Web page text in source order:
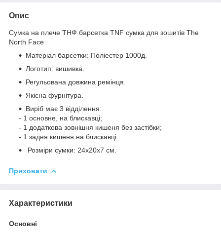
Опис
Сумка на плече ТНФ барсетка TNF сумка для зошитів The
North Face
Матеріал барсетки: Поліестер 1000д.
Логотип: вишивка.
Регульована довжина ремінця.
Якісна фурнітура.
Виріб має 3 відділення:
- 1 основне, на блискавці;
- 1 додаткова зовнішня кишеня без застібки;
- 1 задня кишеня на блискавці.
Розміри сумки: 24x20x7 см.
Приховати
Характеристики
Основні